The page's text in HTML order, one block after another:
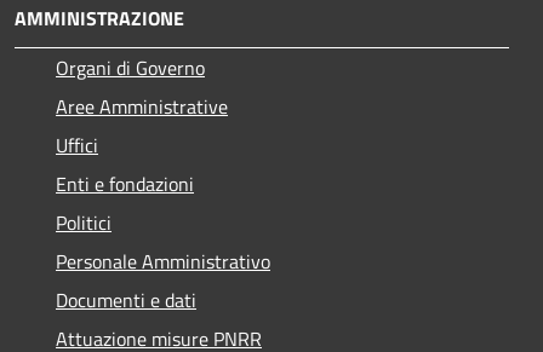
AMMINISTRAZIONE
Organi di Governo
Aree Amministrative
Uffici
Enti e fondazioni
Politici
Personale Amministrativo
Documenti e dati
Attuazione misure PNRR